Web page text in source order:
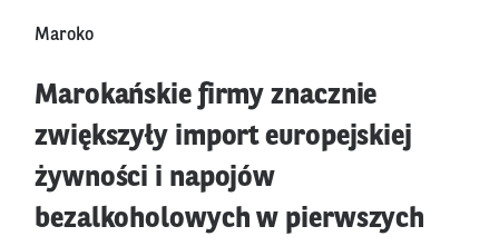
Maroko
Marokańskie firmy znacznie
zwiększyły import europejskiej
żywności i napojów
bezalkoholowych w pierwszych